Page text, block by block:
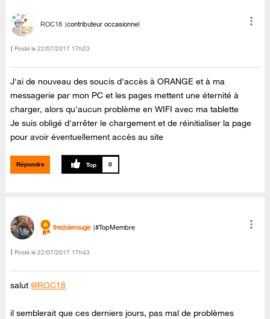
ROC18 contributeur occasionnel
Posté le ‎22/07/2017 17h23
J'ai de nouveau des soucis d'accès à ORANGE et à ma
messagerie par mon PC et les pages mettent une éternité à
charger, alors qu'aucun problème en WIFI avec ma tablette
Je suis obligé d'arrêter le chargement et de réinitialiser la page
pour avoir éventuellement accès au site
Répondre 0
fredolerouge #TopMembre
Posté le ‎22/07/2017 17h43
salut@ROC18
il semblerait que ces derniers jours, pas mal de problèmes